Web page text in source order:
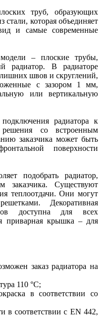
труб, образующих
которая объединяет
и самые современные
– плоские трубы,
радиатор. В радиаторе
лишних швов и скруглений,
с зазором 1 мм,
или вертикальную
радиатора к
со встроенным
заказчика может быть
поверхности
подобрать радиатор,
Существуют
теплоотдачи. Они могут
Декоративная
доступна для всех
приварная крышка – для
заказ радиатора на
110 °С;
в соответствии со
соответствии с EN 442,